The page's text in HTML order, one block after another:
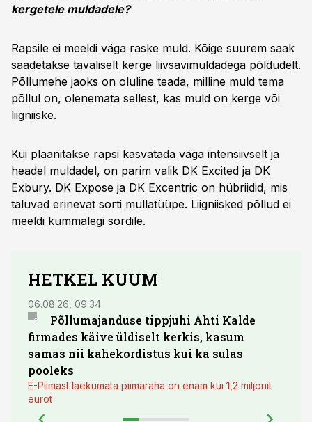
kergetele muldadele?
Rapsile ei meeldi väga raske muld. Kõige suurem saak
saadetakse tavaliselt kerge liivsavimuldadega põldudelt.
Põllumehe jaoks on oluline teada, milline muld tema
põllul on, olenemata sellest, kas muld on kerge või
liigniiske.
Kui plaanitakse rapsi kasvatada väga intensiivselt ja
headel muldadel, on parim valik DK Excited ja DK
Exbury. DK Expose ja DK Excentric on hübriidid, mis
taluvad erinevat sorti mullatüüpe. Liigniisked põllud ei
meeldi kummalegi sordile.
HETKEL KUUM
06.08.26, 09:34
Põllumajanduse tippjuhi Ahti Kalde
firmades käive üldiselt kerkis, kasum
samas nii kahekordistus kui ka sulas
pooleks
E-Piimast laekumata piimaraha on enam kui 1,2 miljonit
eurot